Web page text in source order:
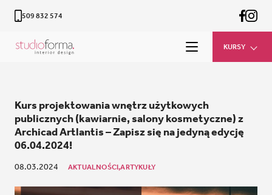
509 832 574
KURSY
Kurs projektowania wnętrz użytkowych
publicznych (kawiarnie, salony kosmetyczne) z
Archicad Artlantis – Zapisz się na jedyną edycję
06.04.2024!
08.03.2024 AKTUALNOŚCI,ARTYKUŁY